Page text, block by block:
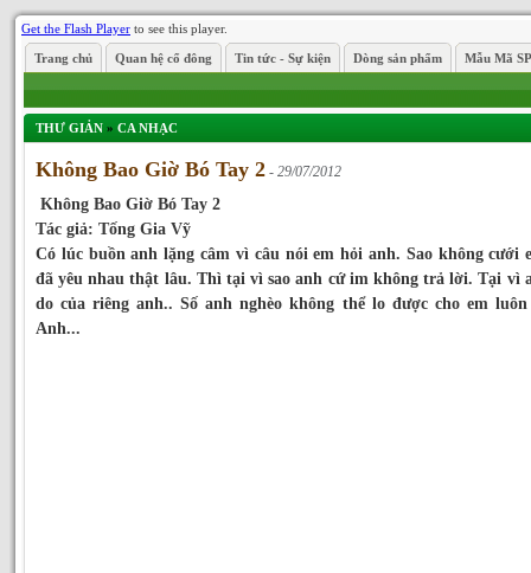
Get the Flash Player to see this player.
Trang chủ Quan hệ cổ đông Tin tức - Sự kiện Dòng sản phẩm Mẫu Mã SP
THƯ GIẢN » CA NHẠC
Không Bao Giờ Bó Tay 2 - 29/07/2012
Không Bao Giờ Bó Tay 2
Tác giả: Tống Gia Vỹ
Có lúc buồn anh lặng câm vì câu nói em hỏi anh. Sao không cưới
đã yêu nhau thật lâu. Thì tại vì sao anh cứ im không trả lời. Tại vì
do của riêng anh.. Số anh nghèo không thể lo được cho em
Anh...